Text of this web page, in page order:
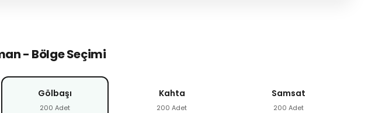
- Bölge Seçimi
Gölbaşı
200 Adet
Kahta
200 Adet
Samsat
200 Adet